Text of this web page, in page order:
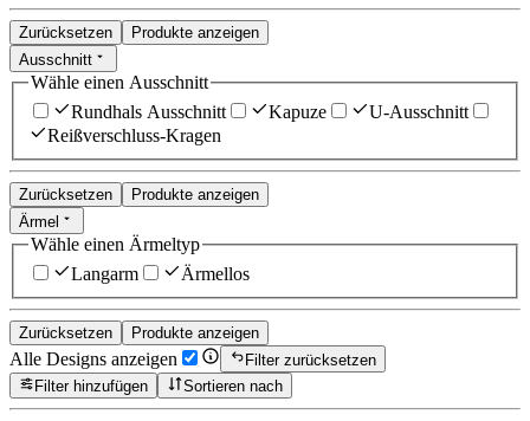
Zurücksetzen
Produkte anzeigen
Ausschnitt
Wähle einen Ausschnitt
Rundhals Ausschnitt
Kapuze
U-Ausschnitt
Reißverschluss-Kragen
Zurücksetzen
Produkte anzeigen
Ärmel
Wähle einen Ärmeltyp
Langarm
Ärmellos
Zurücksetzen Produkte anzeigen
Alle Designs anzeigen
Filter zurücksetzen
Filter hinzufügen
Sortieren nach